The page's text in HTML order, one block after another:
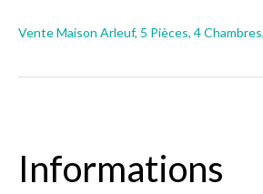
Vente Maison Arleuf, 5 Pièces, 4
Informations